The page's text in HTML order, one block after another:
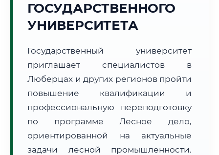
Погода в г. Люберцы:
🌅 Восход:04:43
📍 Региональная справка г. Люберцы
Почтовые индексы:
140000–140099
Часовой пояс:
МСК (UTC+3)
Формат учебы:
Дистанционно
ГОСУДАРСТВЕННОГО
УНИВЕРСИТЕТА
Государственный университет
приглашает специалистов в
Люберцах и других регионов пройти
повышение квалификации и
профессиональную переподготовку
по программе Лесное дело,
ориентированной на актуальные
задачи лесной промышленности.